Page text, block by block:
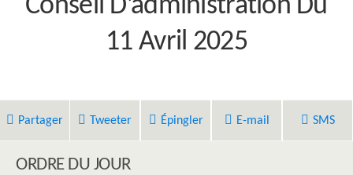
Conseil D’administration Du
11 Avril 2025
Partager Tweeter Épingler E-mail SMS
ORDRE DU JOUR